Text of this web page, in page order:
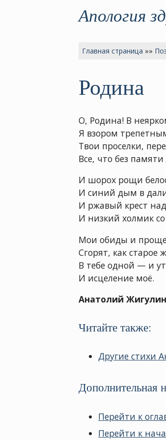
Апология
Главная страница »»
Родина
О, Родина! В
Я взором
Твои проселки,
Все, что без
И шорох рощи
И синий дым в
И ржавый крест
И низкий холмик со
Мои обиды и
Сгорят, как старое
В тебе одной — и
И исцеление моё.
Анатолий
Читайте также:
Другие стихи
Дополнительная
Перейти к
Перейти к